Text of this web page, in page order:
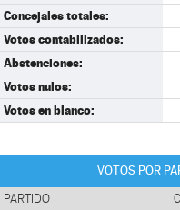
Concejales totales:
Votos contabilizados:
Abstenciones:
Votos nulos:
Votos en blanco:
VOTOS POR
PARTIDO